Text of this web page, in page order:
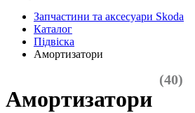
Запчастини та аксесуари Skoda
Каталог
Підвіска
Амортизатори
Амортизатори
(40)